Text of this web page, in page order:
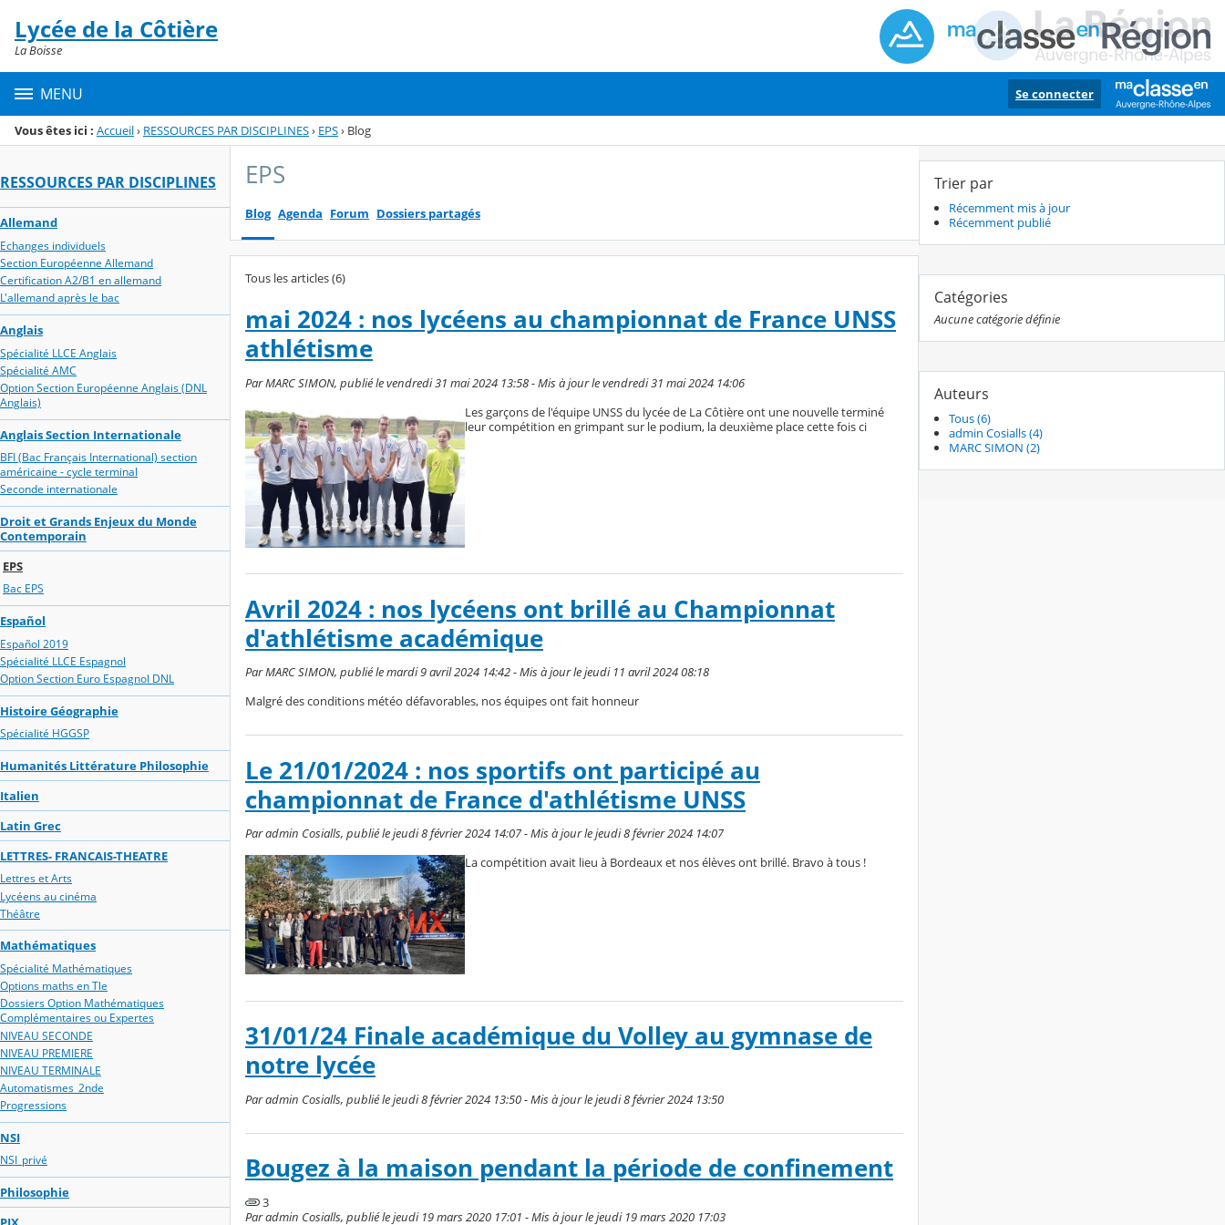
Menu de la rubrique
Contenu
Lycée de la Côtière
La Boisse
MENU Se connecter
Vous êtes ici : Accueil› RESSOURCES PAR DISCIPLINES› EPS› Blog
RESSOURCES PAR DISCIPLINES
Allemand
Echanges individuels
Section Européenne Allemand
Certification A2/B1 en allemand
L'allemand après le bac
Anglais
Spécialité LLCE Anglais
Spécialité AMC
Option Section Européenne Anglais (DNL
Anglais)
Anglais Section Internationale
BFI (Bac Français International) section
américaine - cycle terminal
Seconde internationale
Droit et Grands Enjeux du Monde
Contemporain
EPS
Bac EPS
Español
Español 2019
Spécialité LLCE Espagnol
Option Section Euro Espagnol DNL
Histoire Géographie
Spécialité HGGSP
Humanités Littérature Philosophie
Italien
Latin Grec
LETTRES- FRANCAIS-THEATRE
Lettres et Arts
Lycéens au cinéma
Théâtre
Mathématiques
Spécialité Mathématiques
Options maths en Tle
Dossiers Option Mathématiques
Complémentaires ou Expertes
NIVEAU SECONDE
NIVEAU PREMIERE
NIVEAU TERMINALE
Automatismes_2nde
Progressions
NSI
NSI_privé
Philosophie
EPS
Blog Agenda Forum Dossiers partagés
Tous les articles (6)
mai 2024 : nos lycéens au championnat de France UNSS
athlétisme
Par MARC SIMON, publié le vendredi 31 mai 2024 13:58 - Mis à jour le vendredi 31 mai 2024 14:06
Les garçons de l'équipe UNSS du lycée de La Côtière ont une nouvelle terminé
leur compétition en grimpant sur le podium, la deuxième place cette fois ci
Avril 2024 : nos lycéens ont brillé au Championnat
d'athlétisme académique
Par MARC SIMON, publié le mardi 9 avril 2024 14:42 - Mis à jour le jeudi 11 avril 2024 08:18
Malgré des conditions météo défavorables, nos équipes ont fait honneur
Le 21/01/2024 : nos sportifs ont participé au
championnat de France d'athlétisme UNSS
Par admin Cosialls, publié le jeudi 8 février 2024 14:07 - Mis à jour le jeudi 8 février 2024 14:07
La compétition avait lieu à Bordeaux et nos élèves ont brillé. Bravo à tous !
31/01/24 Finale académique du Volley au gymnase de
notre lycée
Par admin Cosialls, publié le jeudi 8 février 2024 13:50 - Mis à jour le jeudi 8 février 2024 13:50
Bougez à la maison pendant la période de confinement
3
Par admin Cosialls, publié le jeudi 19 mars 2020 17:01 - Mis à jour le jeudi 19 mars 2020 17:03
Trier par
Récemment mis à jour
Récemment publié
Catégories
Aucune catégorie définie
Auteurs
Tous (6)
admin Cosialls (4)
MARC SIMON (2)